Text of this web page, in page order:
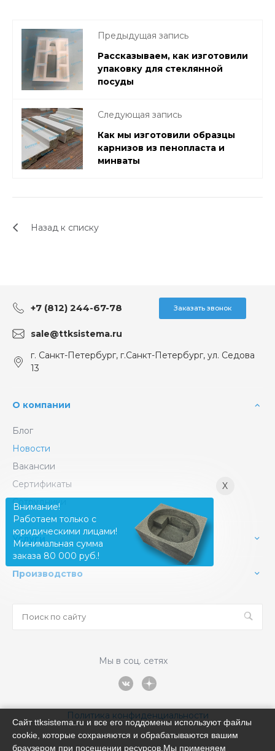
Предыдущая запись
Рассказываем, как изготовили
упаковку для стеклянной
посуды
Следующая запись
Как мы изготовили образцы
карнизов из пенопласта и
минваты
Назад к списку
+7 (812) 244-67-78 Заказать звонок
sale@ttksistema.ru
г. Санкт-Петербург, г.Санкт-Петербург, ул. Седова
13
О компании
Блог
Новости
Вакансии
Сертификаты
Сотрудники
Услуги
Производство
Мы в соц. сетях
Политика конфиденциальности
X
Внимание!
Работаем только с
юридическими лицами!
Минимальная сумма
заказа 80 000 руб.!
Сайт ttksistema.ru и все его поддомены используют файлы
cookie, которые сохраняются и обрабатываются вашим
браузером при посещении ресурсов.Мы применяем